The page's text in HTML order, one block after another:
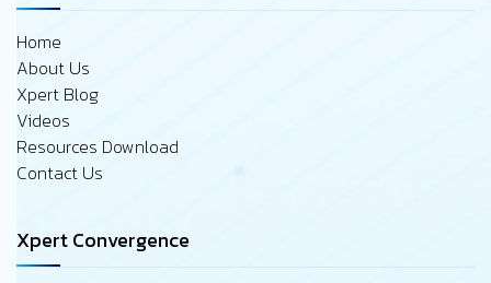
Home
About Us
Xpert Blog
Videos
Resources Download
Contact Us
Xpert Convergence